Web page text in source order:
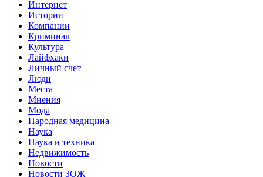
Интернет
Истории
Компании
Криминал
Культура
Лайфхаки
Личный счет
Люди
Места
Мнения
Мода
Народная медицина
Наука
Наука и техника
Недвижимость
Новости
Новости ЗОЖ